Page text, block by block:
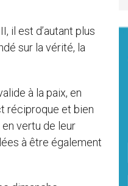
il est d’autant plus
sur la vérité, la
à la paix, en
réciproque et bien
vertu de leur
à être également